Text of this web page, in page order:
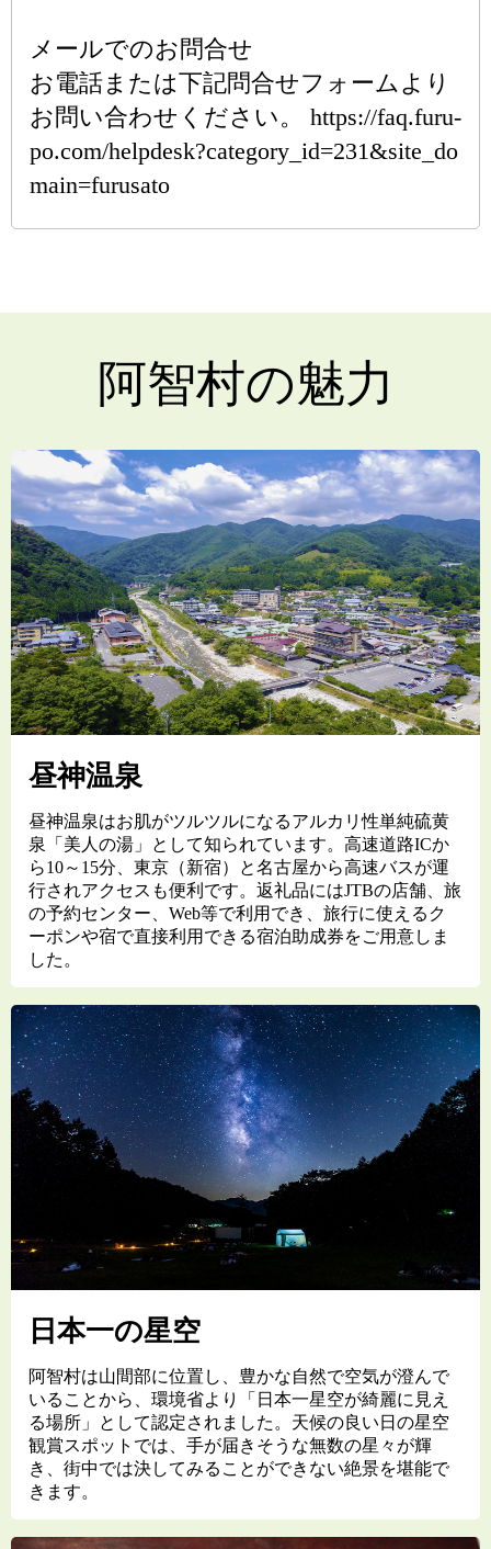
メールでのお問合せ
お電話または下記問合せフォームより
お問い合わせください。 https://faq.furu-
po.com/helpdesk?category_id=231&site_do
main=furusato
阿智村の魅力
昼神温泉
昼神温泉はお肌がツルツルになるアルカリ性単純硫黄
泉「美人の湯」として知られています。高速道路ICか
ら10～15分、東京（新宿）と名古屋から高速バスが運
行されアクセスも便利です。返礼品にはJTBの店舗、旅
の予約センター、Web等で利用でき、旅行に使えるク
ーポンや宿で直接利用できる宿泊助成券をご用意しま
した。
日本一の星空
阿智村は山間部に位置し、豊かな自然で空気が澄んで
いることから、環境省より「日本一星空が綺麗に見え
る場所」として認定されました。天候の良い日の星空
観賞スポットでは、手が届きそうな無数の星々が輝
き、街中では決してみることができない絶景を堪能で
きます。